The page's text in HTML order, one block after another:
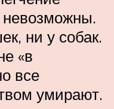
невозможны.
ни у собак.
«в
все
умирают.